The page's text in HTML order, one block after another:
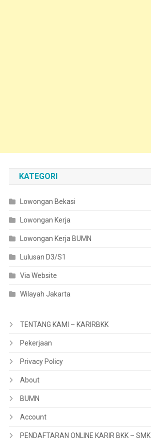
KATEGORI
Lowongan Bekasi
Lowongan Kerja
Lowongan Kerja BUMN
Lulusan D3/S1
Via Website
Wilayah Jakarta
TENTANG KAMI – KARIRBKK
Pekerjaan
Privacy Policy
About
BUMN
Account
PENDAFTARAN ONLINE KARIR BKK – SMK